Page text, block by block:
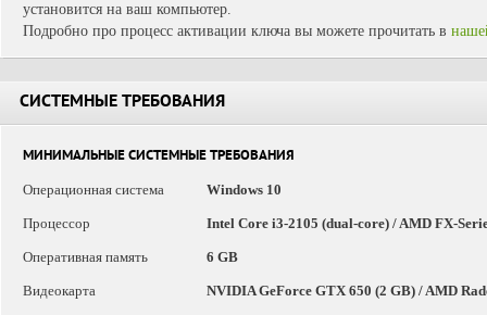
установится на ваш компьютер.
Подробно про процесс активации ключа вы можете прочитать в
СИСТЕМНЫЕ ТРЕБОВАНИЯ
МИНИМАЛЬНЫЕ СИСТЕМНЫЕ ТРЕБОВАНИЯ
Операционная система
Windows 10
Процессор Intel Core i3-2105 (dual-core) / AMD FX-
Оперативная память 6 GB
Видеокарта NVIDIA GeForce GTX 650 (2 GB) / AMD